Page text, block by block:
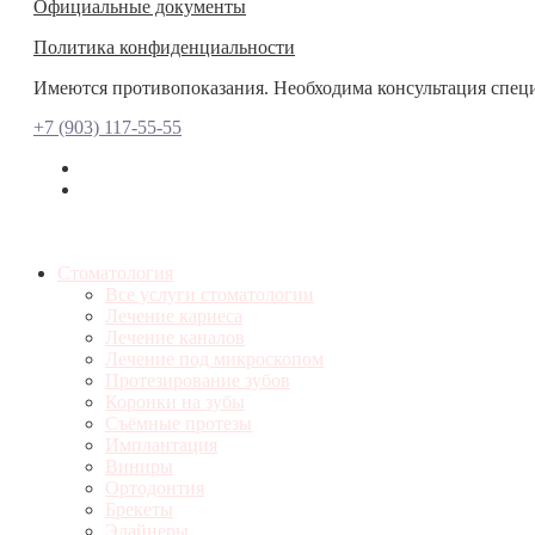
Официальные документы
Политика конфиденциальности
Имеются противопоказания. Необходима консультация
+7 (903) 117-55-55
Стоматология
Все услуги стоматологии
Лечение кариеса
Лечение каналов
Лечение под микроскопом
Протезирование зубов
Коронки на зубы
Съёмные протезы
Имплантация
Виниры
Ортодонтия
Брекеты